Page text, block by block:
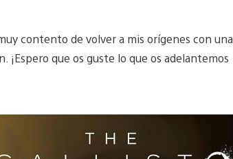
contento de volver a mis orígenes con una
que os guste lo que os adelantemos